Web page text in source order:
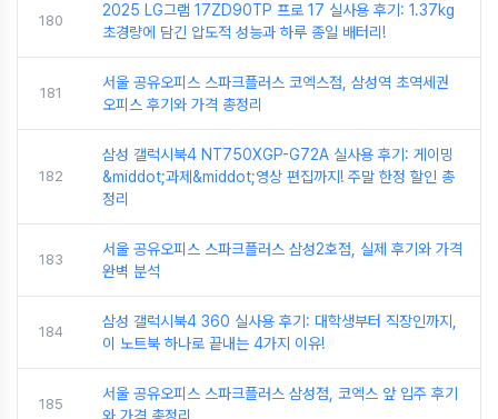
180
2025 LG그램 17ZD90TP 프로 17 실사용 후기: 1.37kg
초경량에 담긴 압도적 성능과 하루 종일 배터리!
181
서울 공유오피스 스파크플러스 코엑스점, 삼성역 초역세권
오피스 후기와 가격 총정리
182
삼성 갤럭시북4 NT750XGP-G72A 실사용 후기: 게이밍
&middot;과제&middot;영상 편집까지! 주말 한정 할인 총
정리
183
서울 공유오피스 스파크플러스 삼성2호점, 실제 후기와 가격
완벽 분석
184
삼성 갤럭시북4 360 실사용 후기: 대학생부터 직장인까지,
이 노트북 하나로 끝내는 4가지 이유!
185
서울 공유오피스 스파크플러스 삼성점, 코엑스 앞 입주 후기